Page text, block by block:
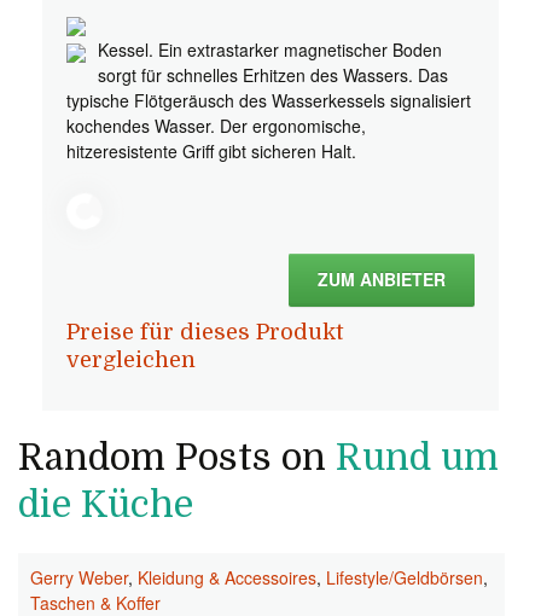
Kessel. Ein extrastarker magnetischer Boden
sorgt für schnelles Erhitzen des Wassers. Das
typische Flötgeräusch des Wasserkessels signalisiert
kochendes Wasser. Der ergonomische,
hitzeresistente Griff gibt sicheren Halt.
ZUM ANBIETER
Preise für dieses Produkt
vergleichen
Random Posts on Rund um
die Küche
Gerry Weber, Kleidung & Accessoires, Lifestyle/Geldbörsen,
Taschen & Koffer